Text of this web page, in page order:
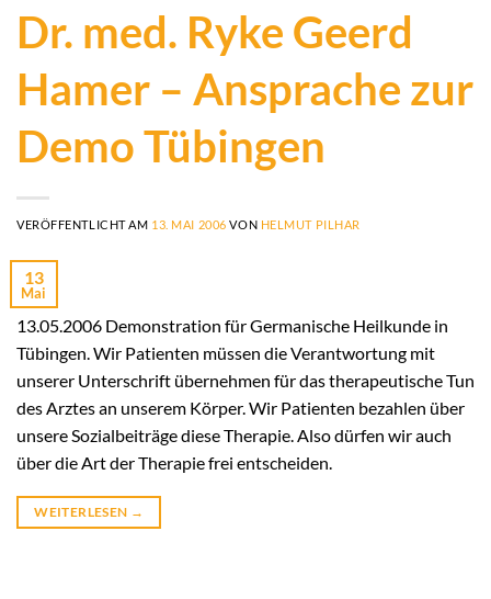
Dr. med. Ryke Geerd
Hamer – Ansprache zur
Demo Tübingen
VERÖFFENTLICHT AM 13. MAI 2006 VON HELMUT PILHAR
13
Mai
13.05.2006 Demonstration für Germanische Heilkunde in
Tübingen. Wir Patienten müssen die Verantwortung mit
unserer Unterschrift übernehmen für das therapeutische Tun
des Arztes an unserem Körper. Wir Patienten bezahlen über
unsere Sozialbeiträge diese Therapie. Also dürfen wir auch
über die Art der Therapie frei entscheiden.
WEITERLESEN →